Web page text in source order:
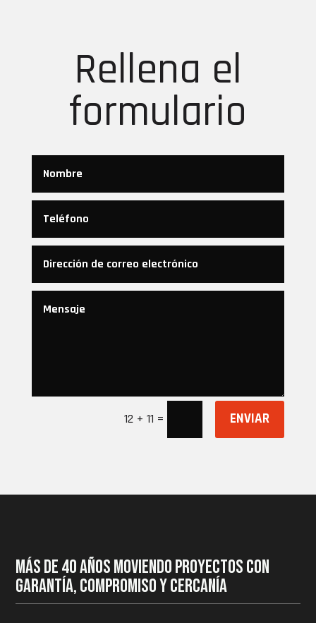
Rellena el
formulario
12 + 11 = ENVIAR
MÁS DE 40 AÑOS MOVIENDO PROYECTOS CON
GARANTÍA, COMPROMISO Y CERCANÍA